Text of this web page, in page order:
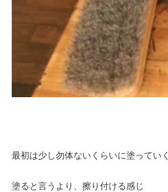
最初は少し勿体ないくらいに塗っていく
塗ると言うより、擦り付ける感じ